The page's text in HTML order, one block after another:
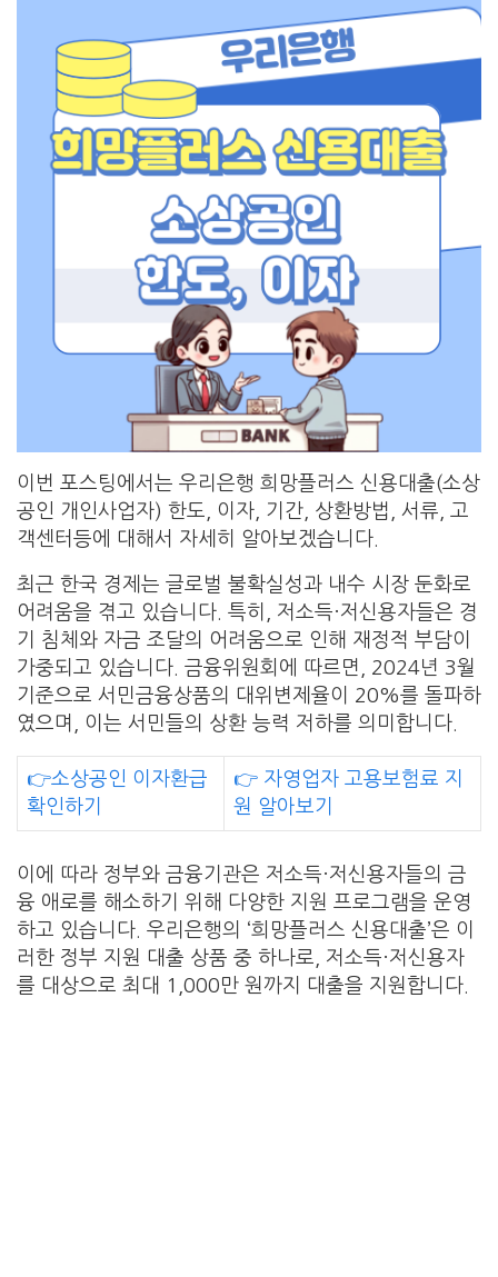
이번 포스팅에서는 우리은행 희망플러스 신용대출(소상
공인 개인사업자) 한도, 이자, 기간, 상환방법, 서류, 고
객센터등에 대해서 자세히 알아보겠습니다.
최근 한국 경제는 글로벌 불확실성과 내수 시장 둔화로
어려움을 겪고 있습니다. 특히, 저소득·저신용자들은 경
기 침체와 자금 조달의 어려움으로 인해 재정적 부담이
가중되고 있습니다. 금융위원회에 따르면, 2024년 3월
기준으로 서민금융상품의 대위변제율이 20%를 돌파하
였으며, 이는 서민들의 상환 능력 저하를 의미합니다.
👉소상공인 이자환급
확인하기
👉 자영업자 고용보험료 지
원 알아보기
이에 따라 정부와 금융기관은 저소득·저신용자들의 금
융 애로를 해소하기 위해 다양한 지원 프로그램을 운영
하고 있습니다. 우리은행의 ‘희망플러스 신용대출’은 이
러한 정부 지원 대출 상품 중 하나로, 저소득·저신용자
를 대상으로 최대 1,000만 원까지 대출을 지원합니다.